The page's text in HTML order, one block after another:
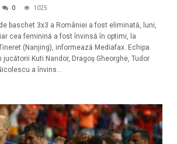
0 1025
baschet 3x3 a României a fost eliminată, luni,
cea feminină a fost învinsă în optimi, la
(Nanjing), informează Mediafax. Echipa
Kuti Nandor, Dragoş Gheorghe, Tudor
a învins...